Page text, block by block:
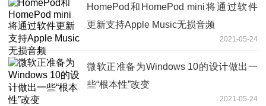
HomePod和HomePod mini将通过软件
更新支持Apple Music无损音频
2021-05-24
微软正准备为Windows 10的设计做出一
些“根本性”改变
2021-05-24